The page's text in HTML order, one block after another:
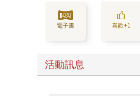
電子書 喜歡+1
活動訊息